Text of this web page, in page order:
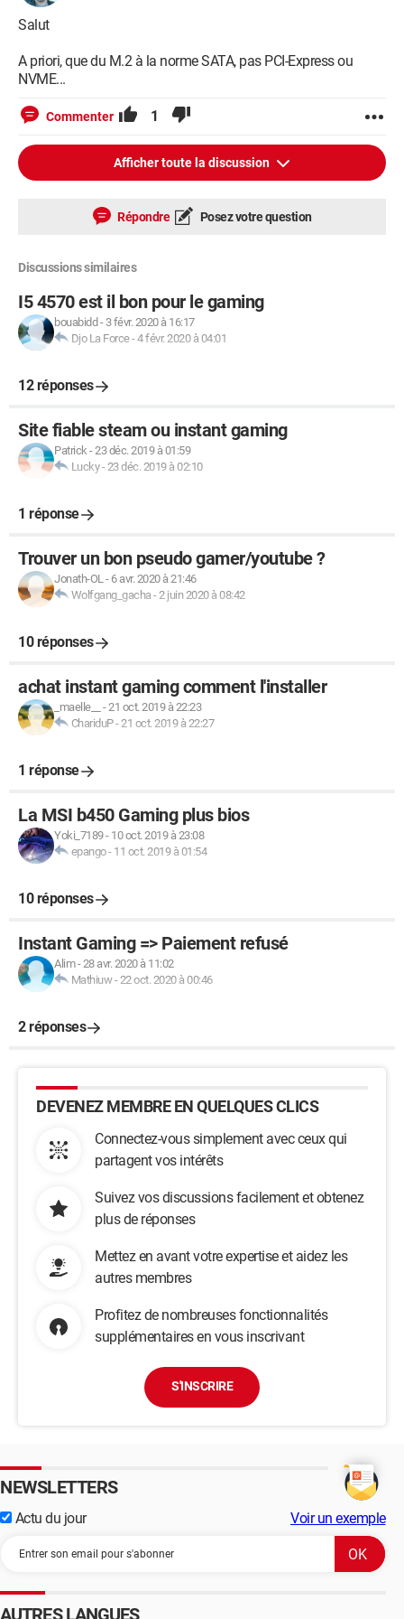
Salut
A priori, que du M.2 à la norme SATA, pas PCI-Express ou
NVME...
Commenter 1
Afficher toute la discussion
Répondre Posez votre question
Discussions similaires
I5 4570 est il bon pour le gaming
bouabidd - 3 févr. 2020 à 16:17
Djo La Force-4 févr. 2020 à 04:01
12 réponses
Site fiable steam ou instant gaming
Patrick-23 déc. 2019 à 01:59
Lucky-23 déc. 2019 à 02:10
1 réponse
Trouver un bon pseudo gamer/youtube ?
Jonath-OL- 6 avr. 2020 à 21:46
Wolfgang_gacha -2 juin 2020 à 08:42
10 réponses
achat instant gaming comment l'installer
_maelle__ -21 oct. 2019 à 22:23
ChariduP-21 oct. 2019 à 22:27
1 réponse
La MSI b450 Gaming plus bios
Yoki_7189- 10 oct. 2019 à 23:08
epango- 11 oct. 2019 à 01:54
10 réponses
Instant Gaming => Paiement refusé
Alim-28 avr. 2020 à 11:02
Mathiuw-22 oct. 2020 à 00:46
2 réponses
DEVENEZ MEMBRE EN QUELQUES CLICS
Connectez-vous simplement avec ceux qui
partagent vos intérêts
Suivez vos discussions facilement et obtenez
plus de réponses
Mettez en avant votre expertise et aidez les
autres membres
Profitez de nombreuses fonctionnalités
supplémentaires en vous inscrivant
S'INSCRIRE
NEWSLETTERS
Actu du jour Voir un exemple
AUTRES LANGUES